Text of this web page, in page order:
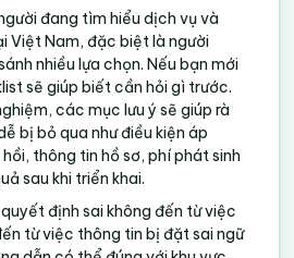
đang tìm hiểu dịch vụ và
Việt Nam, đặc biệt là người
nhiều lựa chọn. Nếu bạn mới
sẽ giúp biết cần hỏi gì trước.
các mục lưu ý sẽ giúp rà
bị bỏ qua như điều kiện áp
thông tin hồ sơ, phí phát sinh
sau khi triển khai.
định sai không đến từ việc
từ việc thông tin bị đặt sai ngữ